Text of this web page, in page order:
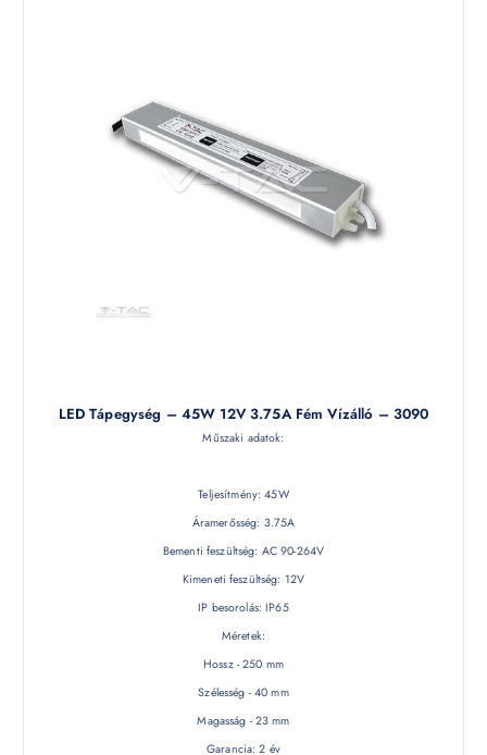
LED Tápegység – 45W 12V 3.75A Fém Vízálló – 3090
Műszaki adatok:
Teljesítmény: 45W
Áramerősség: 3.75A
Bementi feszültség: AC 90-264V
Kimeneti feszültség: 12V
IP besorolás: IP65
Méretek:
Hossz - 250 mm
Szélesség - 40 mm
Magasság - 23 mm
Garancia: 2 év